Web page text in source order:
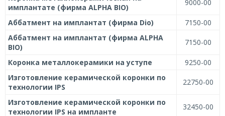
имплантате (фирма ALPHA BIO)
9000-00
Аббатмент на имплантат (фирма Dio)
7150-00
Аббатмент на имплантат (фирма ALPHA
BIO)
7150-00
Коронка металлокерамики на уступе
9250-00
Изготовление керамической коронки по
технологии IPS
22750-00
Изготовление керамической коронки по
технологии IPS на импланте
32450-00